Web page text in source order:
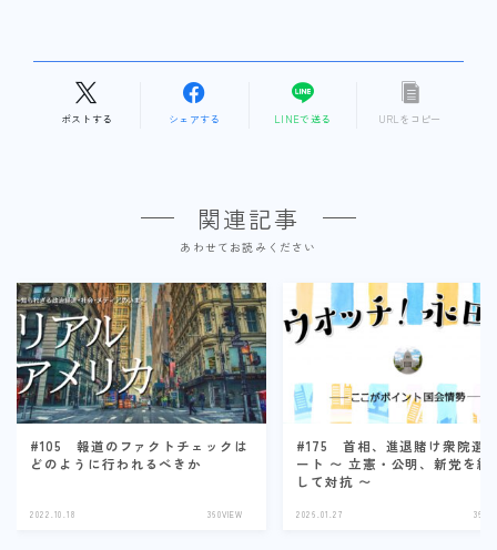
ポストする シェアする LINEで送る URLをコピー
関連記事
あわせてお読みください
#105 報道のファクトチェックは
どのように行われるべきか
2022.10.18 360VIEW
#175 首相、進退賭け衆院選
ート 〜 立憲・公明、新党を結
して対抗 〜
2026.01.27